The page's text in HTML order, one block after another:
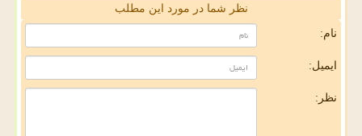
نظر شما در مورد این مطلب
نام:
ایمیل:
نظر: